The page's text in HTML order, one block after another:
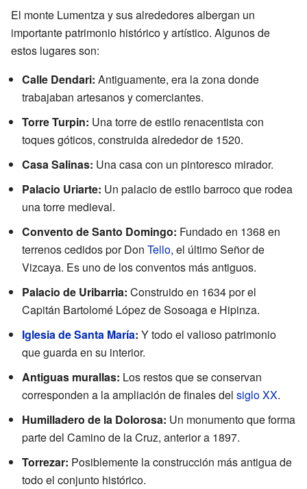
El monte Lumentza y sus alrededores albergan un
importante patrimonio histórico y artístico. Algunos de
estos lugares son:
Calle Dendari: Antiguamente, era la zona donde
trabajaban artesanos y comerciantes.
Torre Turpin: Una torre de estilo renacentista con
toques góticos, construida alrededor de 1520.
Casa Salinas: Una casa con un pintoresco mirador.
Palacio Uriarte: Un palacio de estilo barroco que rodea
una torre medieval.
Convento de Santo Domingo: Fundado en 1368 en
terrenos cedidos por Don Tello, el último Señor de
Vizcaya. Es uno de los conventos más antiguos.
Palacio de Uribarria: Construido en 1634 por el
Capitán Bartolomé López de Sosoaga e Hipinza.
Iglesia de Santa María: Y todo el valioso patrimonio
que guarda en su interior.
Antiguas murallas: Los restos que se conservan
corresponden a la ampliación de finales del siglo XX.
Humilladero de la Dolorosa: Un monumento que forma
parte del Camino de la Cruz, anterior a 1897.
Torrezar: Posiblemente la construcción más antigua de
todo el conjunto histórico.